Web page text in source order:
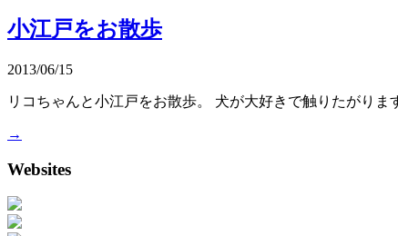
小江戸をお散歩
2013/06/15
リコちゃんと小江戸をお散歩。 犬が大好きで触りたがりま
→
Websites